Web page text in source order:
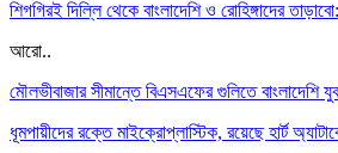
শিগগিরই দিল্লি থেকে বাংলাদেশি ও রোহিঙ্গাদের
আরো..
মৌলভীবাজার সীমান্তে বিএসএফের গুলিতে বাংলাদেশি
ধূমপায়ীদের রক্তে মাইক্রোপ্লাস্টিক, রয়েছে হার্ট